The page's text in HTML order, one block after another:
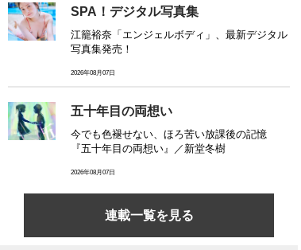
SPA！デジタル写真集
江籠裕奈「エンジェルボディ」、最新デジタル
写真集発売！
2026年08月07日
五十年目の両想い
今でも色褪せない、ほろ苦い放課後の記憶
『五十年目の両想い』／新堂冬樹
2026年08月07日
連載一覧を見る